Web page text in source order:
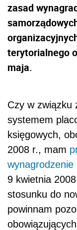
zasad
terytorialnego
maja.
Czy w związku
systemem
księgowych,
2008 r., mam
wynagrodzenie
9 kwietnia
stosunku do
powinnam